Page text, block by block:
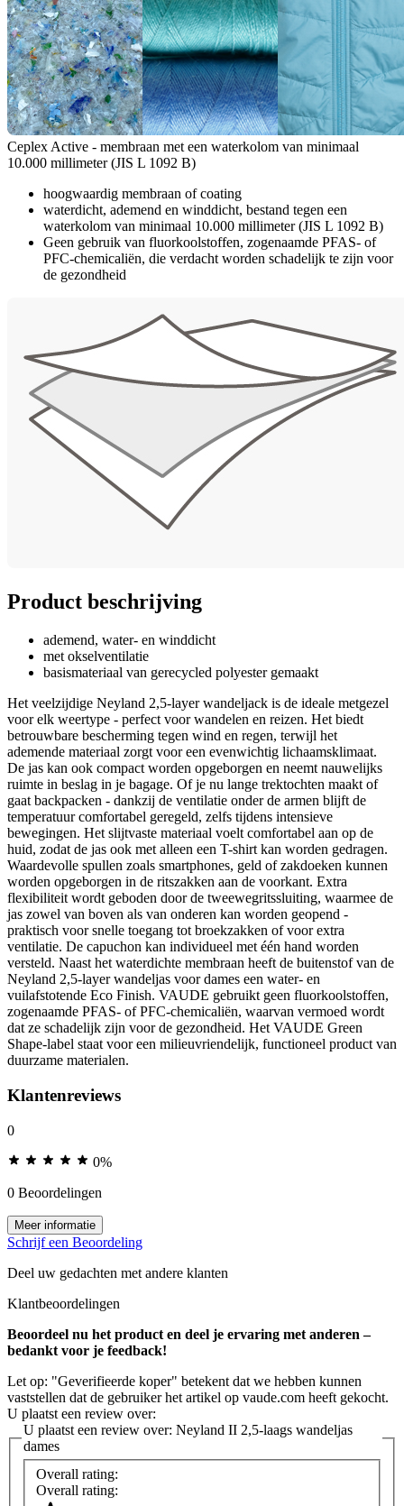
Ceplex Active - membraan met een waterkolom van minimaal
10.000 millimeter (JIS L 1092 B)
hoogwaardig membraan of coating
waterdicht, ademend en winddicht, bestand tegen een
waterkolom van minimaal 10.000 millimeter (JIS L 1092 B)
Geen gebruik van fluorkoolstoffen, zogenaamde PFAS- of
PFC-chemicaliën, die verdacht worden schadelijk te zijn voor
de gezondheid
Product beschrijving
ademend, water- en winddicht
met okselventilatie
basismateriaal van gerecycled polyester gemaakt
Het veelzijdige Neyland 2,5-layer wandeljack is de ideale metgezel
voor elk weertype - perfect voor wandelen en reizen. Het biedt
betrouwbare bescherming tegen wind en regen, terwijl het
ademende materiaal zorgt voor een evenwichtig lichaamsklimaat.
De jas kan ook compact worden opgeborgen en neemt nauwelijks
ruimte in beslag in je bagage. Of je nu lange trektochten maakt of
gaat backpacken - dankzij de ventilatie onder de armen blijft de
temperatuur comfortabel geregeld, zelfs tijdens intensieve
bewegingen. Het slijtvaste materiaal voelt comfortabel aan op de
huid, zodat de jas ook met alleen een T-shirt kan worden gedragen.
Waardevolle spullen zoals smartphones, geld of zakdoeken kunnen
worden opgeborgen in de ritszakken aan de voorkant. Extra
flexibiliteit wordt geboden door de tweewegritssluiting, waarmee de
jas zowel van boven als van onderen kan worden geopend -
praktisch voor snelle toegang tot broekzakken of voor extra
ventilatie. De capuchon kan individueel met één hand worden
versteld. Naast het waterdichte membraan heeft de buitenstof van de
Neyland 2,5-layer wandeljas voor dames een water- en
vuilafstotende Eco Finish. VAUDE gebruikt geen fluorkoolstoffen,
zogenaamde PFAS- of PFC-chemicaliën, waarvan vermoed wordt
dat ze schadelijk zijn voor de gezondheid. Het VAUDE Green
Shape-label staat voor een milieuvriendelijk, functioneel product van
duurzame materialen.
Klantenreviews
0
0%
0 Beoordelingen
Meer informatie
Schrijf een Beoordeling
Deel uw gedachten met andere klanten
Klantbeoordelingen
Beoordeel nu het product en deel je ervaring met anderen –
bedankt voor je feedback!
Let op: "Geverifieerde koper" betekent dat we hebben kunnen
vaststellen dat de gebruiker het artikel op vaude.com heeft gekocht.
U plaatst een review over:
U plaatst een review over: Neyland II 2,5-laags wandeljas
dames
Overall rating:
Overall rating: